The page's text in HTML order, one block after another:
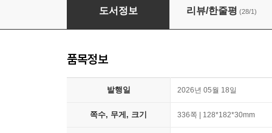
콜레스테롤 약을 끊어라
도서정보 리뷰/한줄평 (28/1)
품목정보
발행일 2026년 05월 18일
쪽수, 무게, 크기 336쪽 | 128*182*30mm